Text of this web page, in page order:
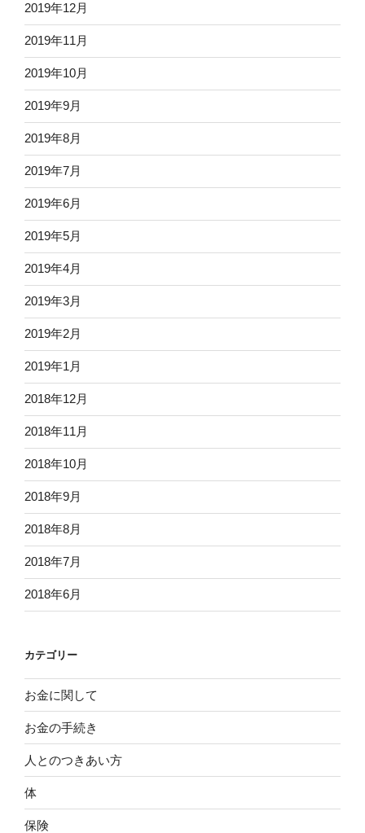
2019年12月
2019年11月
2019年10月
2019年9月
2019年8月
2019年7月
2019年6月
2019年5月
2019年4月
2019年3月
2019年2月
2019年1月
2018年12月
2018年11月
2018年10月
2018年9月
2018年8月
2018年7月
2018年6月
カテゴリー
お金に関して
お金の手続き
人とのつきあい方
体
保険